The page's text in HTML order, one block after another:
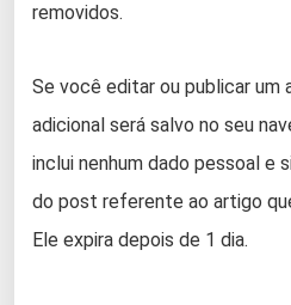
removidos.
Se você editar ou publicar um
adicional será salvo no seu
inclui nenhum dado pessoal e
do post referente ao artigo
Ele expira depois de 1 dia.